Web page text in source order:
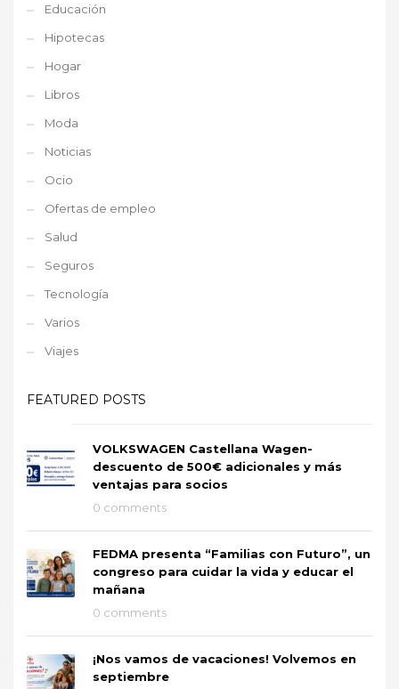
Educación
Hipotecas
Hogar
Libros
Moda
Noticias
Ocio
Ofertas de empleo
Salud
Seguros
Tecnología
Varios
Viajes
FEATURED POSTS
VOLKSWAGEN Castellana Wagen-
descuento de 500€ adicionales y más
ventajas para socios
0 comments
FEDMA presenta “Familias con Futuro”, un
congreso para cuidar la vida y educar el
mañana
0 comments
¡Nos vamos de vacaciones! Volvemos en
septiembre